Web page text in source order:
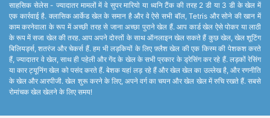
साहसिक सेलेस - ज्यादातर मामलों में वे सुपर मारियो या ध्वनि टैंक की तरह 2 डी या 3 डी के खेल में
एक कार्रवाई है. क्लासिक आर्केड खेल के समान है और वे ऐसे सभी बॉल, Tetris और सोने की खान में
काम करनेवाला के रूप में अच्छी तरह से जाना अच्छा पुराने खेल हैं. आप कार्ड खेल ऐसे पोकर या लाठी
के रूप में सजा खेल की तरह. आप अपने दोस्तों के साथ ऑनलाइन खेल सकते हैं कुछ खेल, खेल शूटिंग
बिलियर्ड्स, शतरंज और चेकर्स हैं. हम भी लड़कियों के लिए फ़्लैश खेल की एक किस्म की पेशकश करते
हैं, ज्यादातर वे खेल, साथ ही पहेली और गेंद के खेल के सभी प्रकार के ड्रेसिंग कर रहे हैं. लड़कों रेसिंग
या कार ट्यूनिंग खेल को पसंद करते हैं. बेशक यहां लड़ रहे हैं और खेल खेल का उल्लेख है, और रणनीति
के खेल और आरपीजी. खेल शुरू करने के लिए, अपने वर्ग का चयन और खेल खेल में रुचि रखते हैं. सबसे
रोमांचक खेल खेलने के लिए समय!